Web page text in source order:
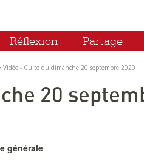
Réflexion Partage
› Vidéo - Culte du dimanche 20 septembre 2020
20
générale